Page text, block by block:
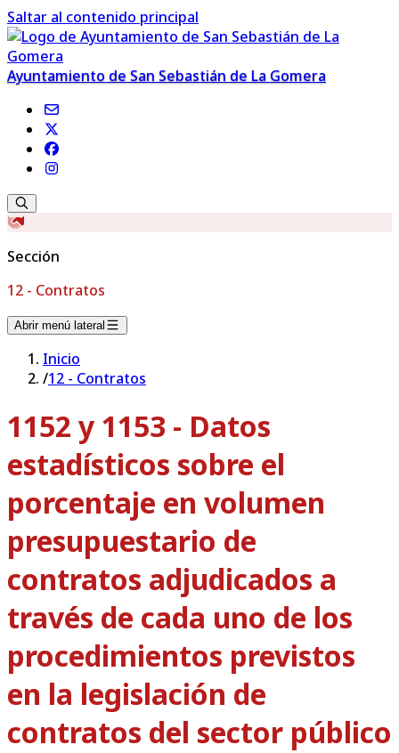
Saltar al contenido principal
Ayuntamiento de San Sebastián de La Gomera
Sección
12 - Contratos
Abrir menú lateral
Inicio
/12 - Contratos
1152 y 1153 - Datos
estadísticos sobre el
porcentaje en volumen
presupuestario de
contratos adjudicados a
través de cada uno de los
procedimientos previstos
en la legislación de
contratos del sector público